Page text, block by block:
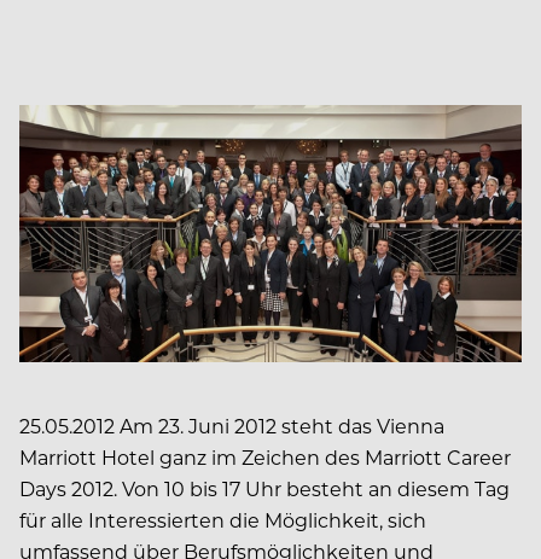
25.05.2012 Am 23. Juni 2012 steht das Vienna
Marriott Hotel ganz im Zeichen des Marriott Career
Days 2012. Von 10 bis 17 Uhr besteht an diesem Tag
für alle Interessierten die Möglichkeit, sich
umfassend über Berufsmöglichkeiten und